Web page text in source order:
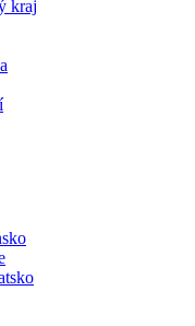
kraj